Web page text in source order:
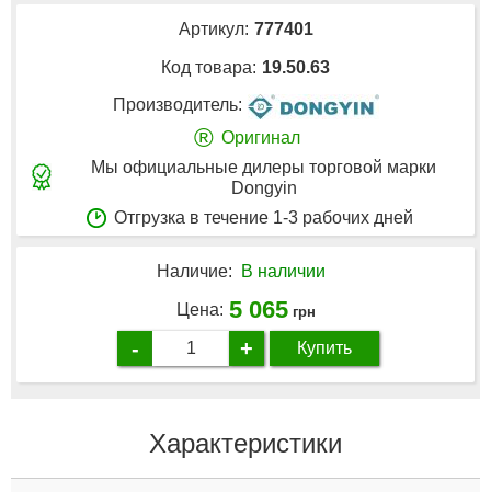
Артикул: 777401
Код товара: 19.50.63
Производитель:
® Оригинал
Мы официальные дилеры торговой марки
Dongyin
Отгрузка в течение 1-3 рабочих дней
Наличие: В наличии
Цена: 5 065 грн
- + Купить
Характеристики